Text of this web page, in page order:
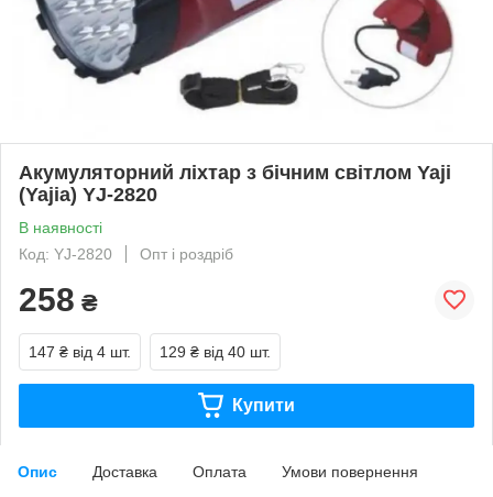
Акумуляторний ліхтар з бічним світлом Yaji
(Yajia) YJ-2820
В наявності
Код: YJ-2820
Опт і роздріб
258 ₴
147 ₴ від 4 шт. 129 ₴ від 40 шт.
Купити
Опис Доставка Оплата Умови повернення